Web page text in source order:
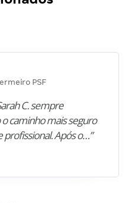
PSF
C. sempre
caminho mais seguro
Após o…”